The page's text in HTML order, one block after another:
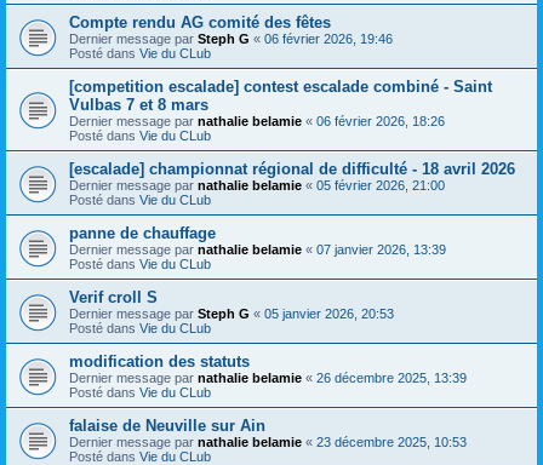
Compte rendu AG comité des fêtes
Dernier message par Steph G « 06 février 2026, 19:46
Posté dans Vie du CLub
[competition escalade] contest escalade combiné - Saint
Vulbas 7 et 8 mars
Dernier message par nathalie belamie « 06 février 2026, 18:26
Posté dans Vie du CLub
[escalade] championnat régional de difficulté - 18 avril 2026
Dernier message par nathalie belamie « 05 février 2026, 21:00
Posté dans Vie du CLub
panne de chauffage
Dernier message par nathalie belamie « 07 janvier 2026, 13:39
Posté dans Vie du CLub
Verif croll S
Dernier message par Steph G « 05 janvier 2026, 20:53
Posté dans Vie du CLub
modification des statuts
Dernier message par nathalie belamie « 26 décembre 2025, 13:39
Posté dans Vie du CLub
falaise de Neuville sur Ain
Dernier message par nathalie belamie « 23 décembre 2025, 10:53
Posté dans Vie du CLub